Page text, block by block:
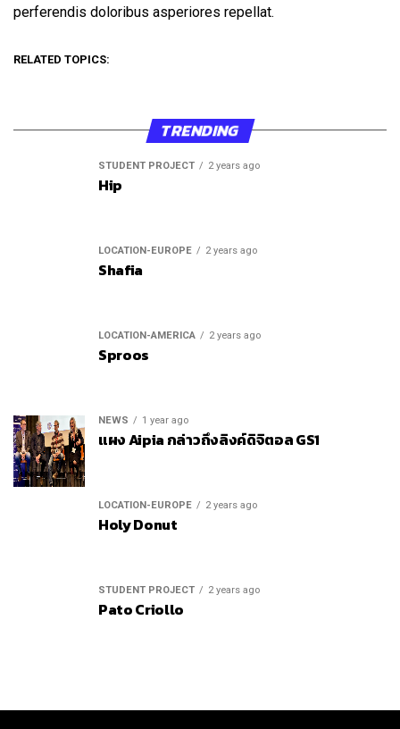
perferendis doloribus asperiores repellat.
RELATED TOPICS:
TRENDING
STUDENT PROJECT 2 years ago
Hip
LOCATION-EUROPE 2 years ago
Shafia
LOCATION-AMERICA 2 years ago
Sproos
NEWS 1 year ago
แผง Aipia กล่าวถึงลิงค์ดิจิตอล GS1
LOCATION-EUROPE 2 years ago
Holy Donut
STUDENT PROJECT 2 years ago
Pato Criollo